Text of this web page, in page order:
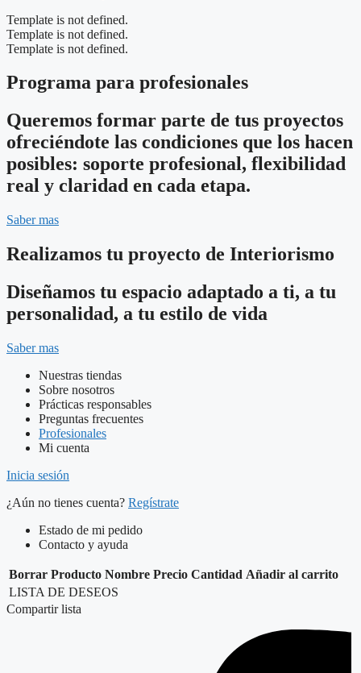
Template is not defined.
Template is not defined.
Template is not defined.
Programa para profesionales
Queremos formar parte de tus proyectos
ofreciéndote las condiciones que los hacen
posibles: soporte profesional, flexibilidad
real y claridad en cada etapa.
Saber mas
Realizamos tu proyecto de Interiorismo
Diseñamos tu espacio adaptado a ti, a tu
personalidad, a tu estilo de vida
Saber mas
Nuestras tiendas
Sobre nosotros
Prácticas responsables
Preguntas frecuentes
Profesionales
Mi cuenta
Inicia sesión
¿Aún no tienes cuenta? Regístrate
Estado de mi pedido
Contacto y ayuda
Borrar Producto Nombre Precio Cantidad Añadir al carrito
LISTA DE DESEOS
Compartir lista